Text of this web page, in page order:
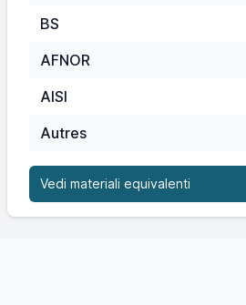
BS
AFNOR
AISI
Autres
Vedi materiali equivalenti